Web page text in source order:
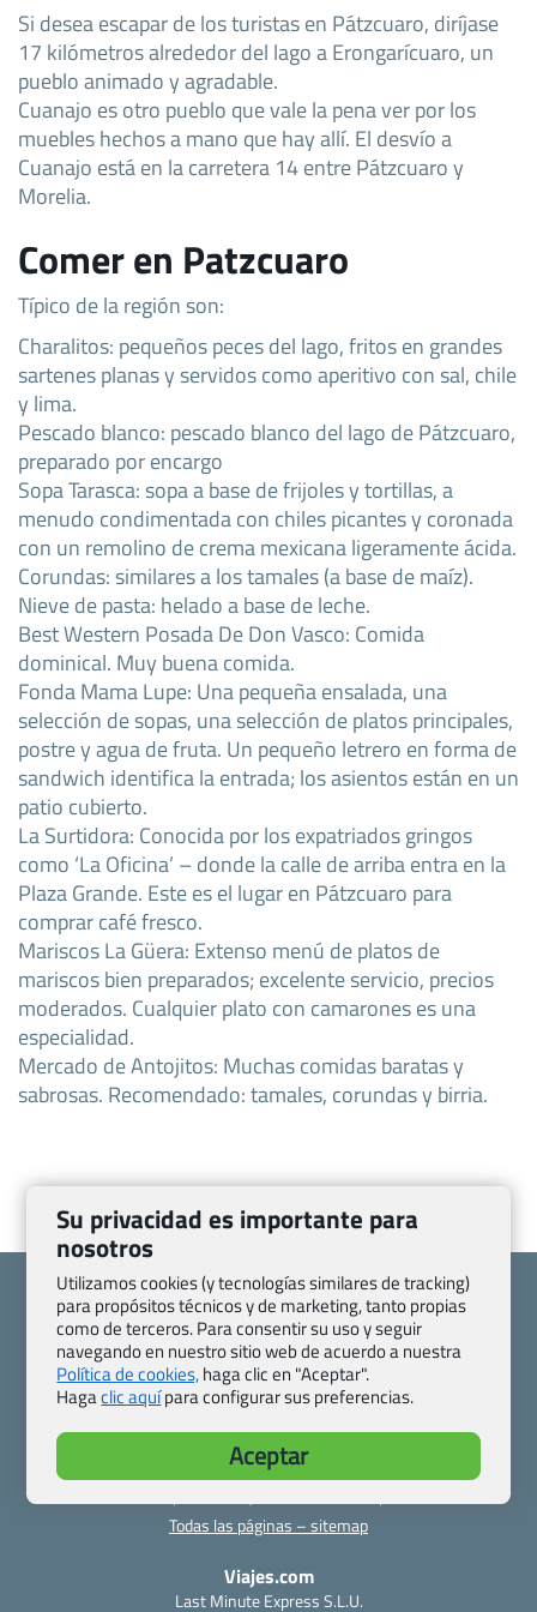
Si desea escapar de los turistas en Pátzcuaro, diríjase
17 kilómetros alrededor del lago a Erongarícuaro, un
pueblo animado y agradable.
Cuanajo es otro pueblo que vale la pena ver por los
muebles hechos a mano que hay allí. El desvío a
Cuanajo está en la carretera 14 entre Pátzcuaro y
Morelia.
Comer en Patzcuaro
Típico de la región son:
Charalitos: pequeños peces del lago, fritos en grandes
sartenes planas y servidos como aperitivo con sal, chile
y lima.
Pescado blanco: pescado blanco del lago de Pátzcuaro,
preparado por encargo
Sopa Tarasca: sopa a base de frijoles y tortillas, a
menudo condimentada con chiles picantes y coronada
con un remolino de crema mexicana ligeramente ácida.
Corundas: similares a los tamales (a base de maíz).
Nieve de pasta: helado a base de leche.
Best Western Posada De Don Vasco: Comida
dominical. Muy buena comida.
Fonda Mama Lupe: Una pequeña ensalada, una
selección de sopas, una selección de platos principales,
postre y agua de fruta. Un pequeño letrero en forma de
sandwich identifica la entrada; los asientos están en un
patio cubierto.
La Surtidora: Conocida por los expatriados gringos
como ‘La Oficina’ – donde la calle de arriba entra en la
Plaza Grande. Este es el lugar en Pátzcuaro para
comprar café fresco.
Mariscos La Güera: Extenso menú de platos de
mariscos bien preparados; excelente servicio, precios
moderados. Cualquier plato con camarones es una
especialidad.
Mercado de Antojitos: Muchas comidas baratas y
sabrosas. Recomendado: tamales, corundas y birria.
Quienes somos
Contacto
Pasaporte, Visado, Salud y otras disposiciones específicas
Blog de Viajes.com
Registro de agencias
Preguntas frecuentes
Condiciones generales
Todas las páginas – sitemap
Viajes.com
Last Minute Express S.L.U.
Su privacidad es importante para
nosotros
Utilizamos cookies (y tecnologías similares de tracking)
para propósitos técnicos y de marketing, tanto propias
como de terceros. Para consentir su uso y seguir
navegando en nuestro sitio web de acuerdo a nuestra
Política de cookies,haga clic en "Aceptar".
Hagaclic aquípara configurar sus preferencias.
Aceptar